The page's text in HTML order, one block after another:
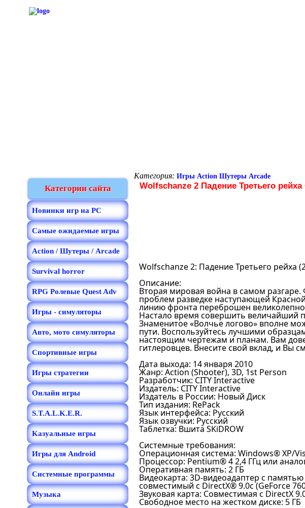
Категории сайта
Новинки игр на PC
Самые ожидаемые игры
Action / Шутеры / Arcade
Survival horror
RPG Ролевые Quest Adv
Игры - симуляторы
Авто, мото симуляторы
Спортивные игры
Игры стратегии
Онлайн игры
S.T.A.L.K.E.R.
Kазуальные игры
Игры для Android
Системные программы
Музыка
Категория: Игры Action Шутеры Arcade
Wolfschanze 2 Падение Третьего рейха
Wolfschanze 2: Падение Третьего рейха
Описание:
Вторая мировая война в самом
проблем разведке наступающей
линию фронта переброшен великолепно
Настало время совершить величайший
Знаменитое «Волчье логово» вполне
пути. Воспользуйтесь лучшими
настоящим чертежам и планам. Вам
гитлеровцев. Внесите свой вклад, и Вы
Дата выхода: 14 января 2010
Жанр: Action (Shooter), 3D, 1st Person
Разработчик: CITY Interactive
Издатель: CITY Interactive
Издатель в России: Новый Диск
Тип издания: RePack
Язык интерфейса: Русский
Язык озвучки: Русский
Таблетка: Вшита SKiDROW
Системные требования:
Операционная система: Windows® XP/
Процессор: Pentium® 4 2,4 ГГц или
Оперативная память: 2 ГБ
Видеокарта: 3D-видеоадаптер с
совместимый с DirectX® 9.0c (GeForce
Звуковая карта: Совместимая с DirectX
Свободное место на жестком диске: 5 ГБ